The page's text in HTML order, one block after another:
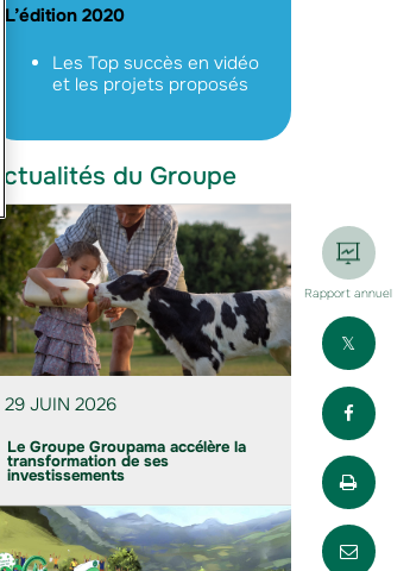
L’édition 2020
Les Top succès en vidéo
et les projets proposés
Actualités du Groupe
29 JUIN 2026
Le Groupe Groupama accélère la
transformation de ses
investissements
Rapport annuel